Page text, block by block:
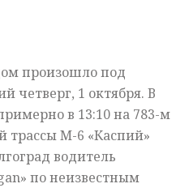
произошло под
четверг, 1 октября. В
в 13:10 на 783-м
трассы М-6 «Каспий»
водитель
по неизвестным